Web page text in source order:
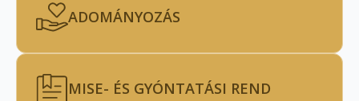
ADOMÁNYOZÁS
MISE- ÉS GYÓNTATÁSI REND